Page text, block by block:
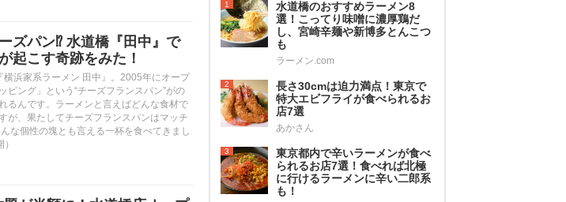
ズパン⁉︎ 水道橋『田中』で
起こす奇跡をみた！
横浜家系ラーメン 田中』。2005年にオープ
ピング」という“チーズフランスパン”がの
るんです。ラーメンと言えばどんな食材で
が、果たしてチーズフランスパンはマッチ
な個性の塊とも言える一杯を食べてきまし
1
水道橋のおすすめラーメン8
選！こってり味噌に濃厚鶏だ
し、宮崎辛麺や新博多とんこつ
も
ラーメン.com
2
長さ30cmは迫力満点！東京で
特大エビフライが食べられるお
店7選
あかさん
3
東京都内で辛いラーメンが食べ
られるお店7選！食べれば北極
に行けるラーメンに辛い二郎系
も！